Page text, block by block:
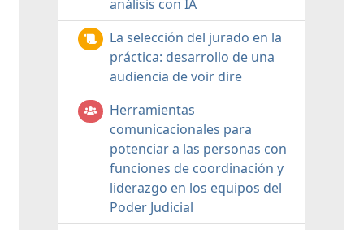
análisis con IA
La selección del jurado en la
práctica: desarrollo de una
audiencia de voir dire
Herramientas
comunicacionales para
potenciar a las personas con
funciones de coordinación y
liderazgo en los equipos del
Poder Judicial